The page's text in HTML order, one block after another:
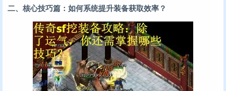
二、核心技巧篇：如何系统提升装备获取效率？